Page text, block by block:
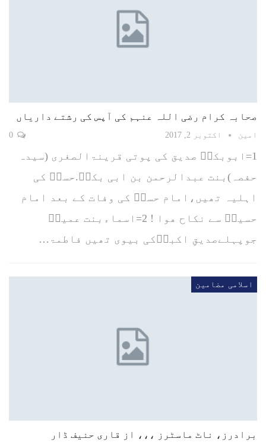
صحابہ کرام رضی اللہ عنہم کی آپس کی رشتے داریاں
امین اکتوبر 2, 2017
1=ابوبکرؓ صدیق کی پوتی قرینۃالصغری (سیدہ
حفصہ)بنت عبدالرحمن بن ابی بکرؓ.حسنؓ کی
اہلیہ تھیں،امام حسنؓ کی وفات کے بعد امام
حسینؓ سے نکاح ھوا ! 2=اسماءبنت عمیسؓ
جوپہلےصدیقِ اکبرؓکی بیوی تھیں فاطمۃ…
اسلامی مضامین
برادرز، ناٹ ماسٹرز ،،، از قاری حنیف ڈار